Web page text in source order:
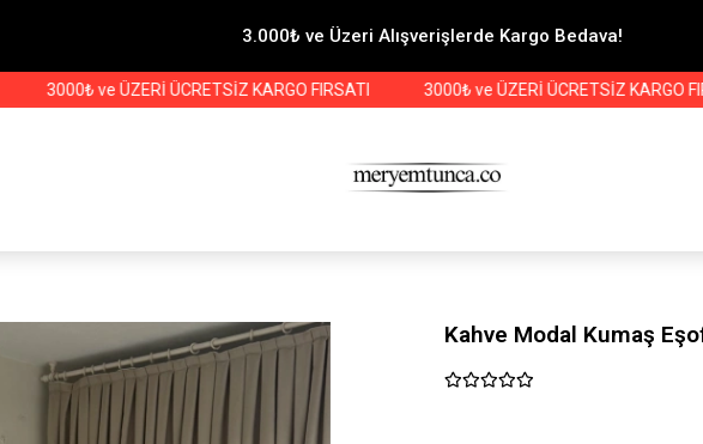
3.000₺ ve Üzeri Alışverişlerde Kargo Bedava!
3000₺ ve ÜZERİ ÜCRETSİZ KARGO FIRSATI 3000₺ ve ÜZERİ ÜCRETSİZ KARGO FIRSATI
Kahve Modal Kumaş